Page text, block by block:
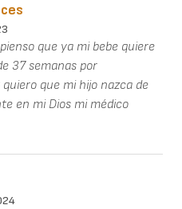
que ya mi bebe quiere
37 semanas por
que mi hijo nazca de
en mi Dios mi médico